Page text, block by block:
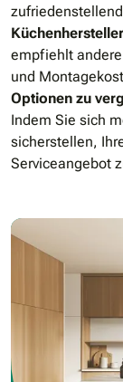
empfiehlt
und
Optionen zu
Indem Sie sich
sicherstellen,
Serviceangebot